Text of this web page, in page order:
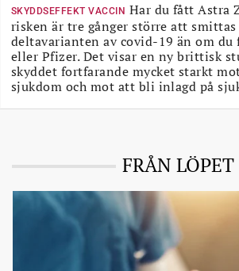
SKYDDSEFFEKT VACCIN Har du fått Astra
risken är tre gånger större att smittas
deltavarianten av covid-19 än om du
eller Pfizer. Det visar en ny brittisk
skyddet fortfarande mycket starkt
sjukdom och mot att bli inlagd på
FRÅN LÖPET